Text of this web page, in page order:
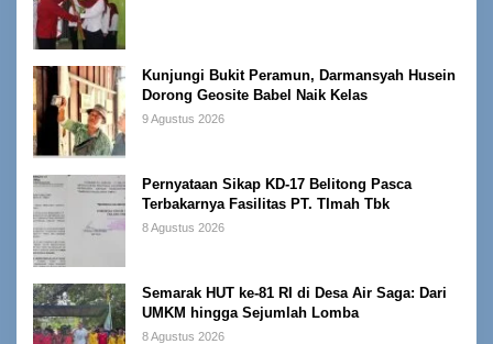
Kunjungi Bukit Peramun, Darmansyah Husein
Dorong Geosite Babel Naik Kelas
9 Agustus 2026
Pernyataan Sikap KD-17 Belitong Pasca
Terbakarnya Fasilitas PT. TImah Tbk
8 Agustus 2026
Semarak HUT ke-81 RI di Desa Air Saga: Dari
UMKM hingga Sejumlah Lomba
8 Agustus 2026